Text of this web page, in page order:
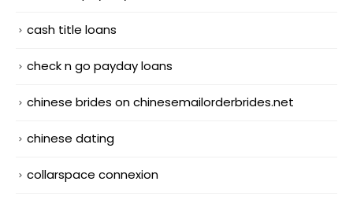
cash title loans
check n go payday loans
chinese brides on chinesemailorderbrides.net
chinese dating
collarspace connexion